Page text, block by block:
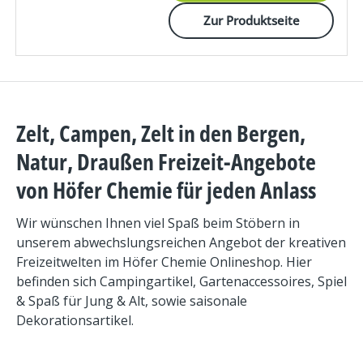
Zur Produktseite
Zelt, Campen, Zelt in den Bergen,
Natur, Draußen Freizeit-Angebote
von Höfer Chemie für jeden Anlass
Wir wünschen Ihnen viel Spaß beim Stöbern in
unserem abwechslungsreichen Angebot der kreativen
Freizeitwelten im Höfer Chemie Onlineshop. Hier
befinden sich Campingartikel, Gartenaccessoires, Spiel
& Spaß für Jung & Alt, sowie saisonale
Dekorationsartikel.